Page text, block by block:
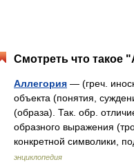
Смотреть что такое
Аллегория — (греч.
объекта (понятия,
(образа). Так. обр.
образного выражения
конкретной символики,
энциклопедия